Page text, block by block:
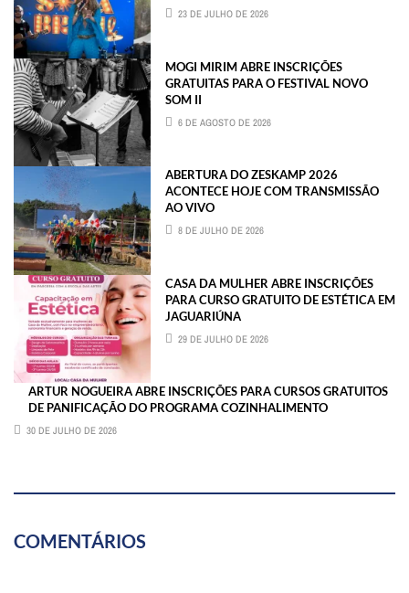
23 DE JULHO DE 2026
MOGI MIRIM ABRE INSCRIÇÕES
GRATUITAS PARA O FESTIVAL NOVO
SOM II
6 DE AGOSTO DE 2026
ABERTURA DO ZESKAMP 2026
ACONTECE HOJE COM TRANSMISSÃO
AO VIVO
8 DE JULHO DE 2026
CASA DA MULHER ABRE INSCRIÇÕES
PARA CURSO GRATUITO DE ESTÉTICA EM
JAGUARIÚNA
29 DE JULHO DE 2026
ARTUR NOGUEIRA ABRE INSCRIÇÕES PARA CURSOS GRATUITOS
DE PANIFICAÇÃO DO PROGRAMA COZINHALIMENTO
30 DE JULHO DE 2026
COMENTÁRIOS